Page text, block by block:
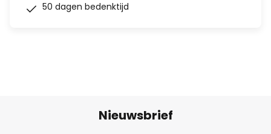
50 dagen bedenktijd
Nieuwsbrief